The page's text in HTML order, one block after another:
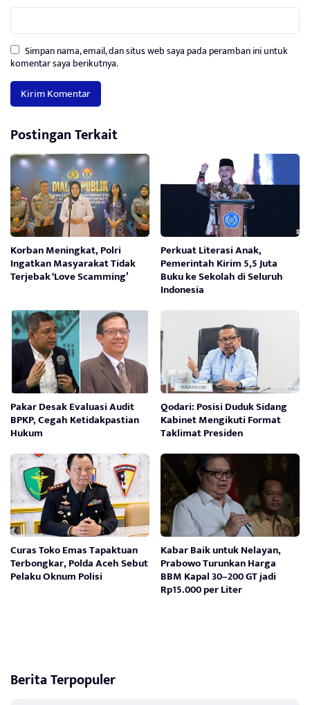
Simpan nama, email, dan situs web saya pada peramban ini untuk
komentar saya berikutnya.
Postingan Terkait
Korban Meningkat, Polri
Ingatkan Masyarakat Tidak
Terjebak ‘Love Scamming’
Perkuat Literasi Anak,
Pemerintah Kirim 5,5 Juta
Buku ke Sekolah di Seluruh
Indonesia
Pakar Desak Evaluasi Audit
BPKP, Cegah Ketidakpastian
Hukum
Qodari: Posisi Duduk Sidang
Kabinet Mengikuti Format
Taklimat Presiden
Curas Toko Emas Tapaktuan
Terbongkar, Polda Aceh Sebut
Pelaku Oknum Polisi
Kabar Baik untuk Nelayan,
Prabowo Turunkan Harga
BBM Kapal 30–200 GT jadi
Rp15.000 per Liter
Berita Terpopuler